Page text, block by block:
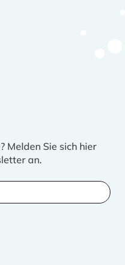
Melden Sie sich hier
an.
dass die
über aktuelles
sind.
in den farbigen